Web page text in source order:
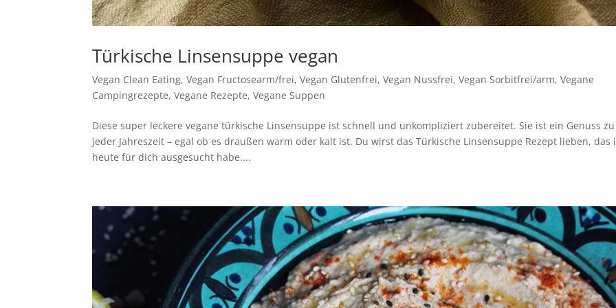
Türkische Linsensuppe vegan
Vegan Clean Eating,Vegan Fructosearm/frei,Vegan Glutenfrei,Vegan Nussfrei,Vegan Sorbitfrei/arm,Vegane
Campingrezepte,Vegane Rezepte,Vegane Suppen
Diese super leckere vegane türkische Linsensuppe ist schnell und unkompliziert zubereitet. Sie ist ein Genuss zu
jeder Jahreszeit – egal ob es draußen warm oder kalt ist. Du wirst das Türkische Linsensuppe Rezept lieben, das
heute für dich ausgesucht habe....